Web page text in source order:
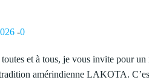
-0
et à tous, je vous invite pour
amérindienne LAKOTA.